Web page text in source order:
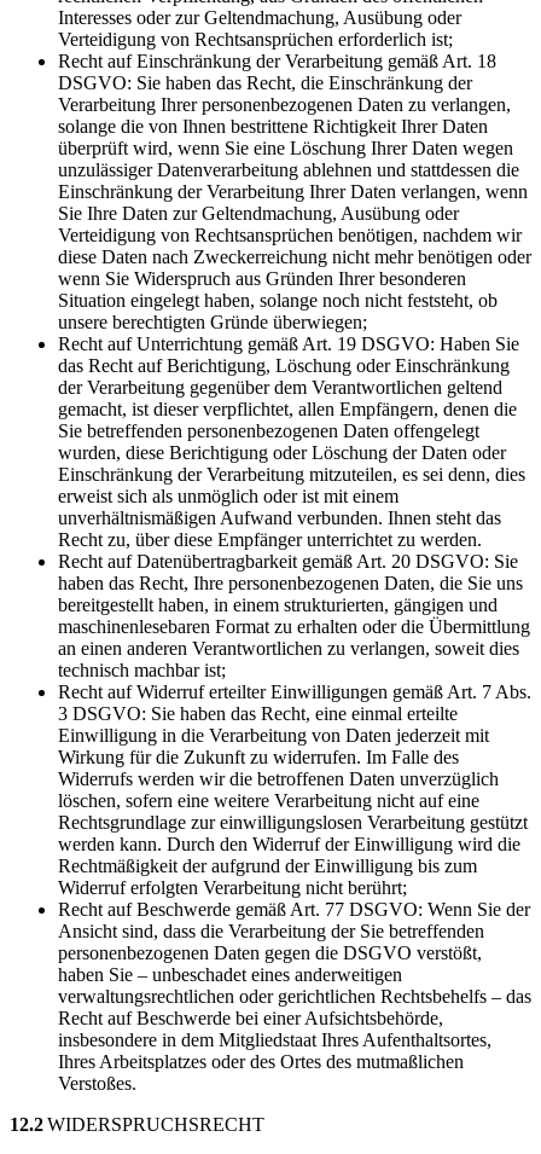
Interesses oder zur Geltendmachung, Ausübung oder
Verteidigung von Rechtsansprüchen erforderlich ist;
Recht auf Einschränkung der Verarbeitung gemäß Art. 18
DSGVO: Sie haben das Recht, die Einschränkung der
Verarbeitung Ihrer personenbezogenen Daten zu verlangen,
solange die von Ihnen bestrittene Richtigkeit Ihrer Daten
überprüft wird, wenn Sie eine Löschung Ihrer Daten wegen
unzulässiger Datenverarbeitung ablehnen und stattdessen die
Einschränkung der Verarbeitung Ihrer Daten verlangen, wenn
Sie Ihre Daten zur Geltendmachung, Ausübung oder
Verteidigung von Rechtsansprüchen benötigen, nachdem wir
diese Daten nach Zweckerreichung nicht mehr benötigen oder
wenn Sie Widerspruch aus Gründen Ihrer besonderen
Situation eingelegt haben, solange noch nicht feststeht, ob
unsere berechtigten Gründe überwiegen;
Recht auf Unterrichtung gemäß Art. 19 DSGVO: Haben Sie
das Recht auf Berichtigung, Löschung oder Einschränkung
der Verarbeitung gegenüber dem Verantwortlichen geltend
gemacht, ist dieser verpflichtet, allen Empfängern, denen die
Sie betreffenden personenbezogenen Daten offengelegt
wurden, diese Berichtigung oder Löschung der Daten oder
Einschränkung der Verarbeitung mitzuteilen, es sei denn, dies
erweist sich als unmöglich oder ist mit einem
unverhältnismäßigen Aufwand verbunden. Ihnen steht das
Recht zu, über diese Empfänger unterrichtet zu werden.
Recht auf Datenübertragbarkeit gemäß Art. 20 DSGVO: Sie
haben das Recht, Ihre personenbezogenen Daten, die Sie uns
bereitgestellt haben, in einem strukturierten, gängigen und
maschinenlesebaren Format zu erhalten oder die Übermittlung
an einen anderen Verantwortlichen zu verlangen, soweit dies
technisch machbar ist;
Recht auf Widerruf erteilter Einwilligungen gemäß Art. 7 Abs.
3 DSGVO: Sie haben das Recht, eine einmal erteilte
Einwilligung in die Verarbeitung von Daten jederzeit mit
Wirkung für die Zukunft zu widerrufen. Im Falle des
Widerrufs werden wir die betroffenen Daten unverzüglich
löschen, sofern eine weitere Verarbeitung nicht auf eine
Rechtsgrundlage zur einwilligungslosen Verarbeitung gestützt
werden kann. Durch den Widerruf der Einwilligung wird die
Rechtmäßigkeit der aufgrund der Einwilligung bis zum
Widerruf erfolgten Verarbeitung nicht berührt;
Recht auf Beschwerde gemäß Art. 77 DSGVO: Wenn Sie der
Ansicht sind, dass die Verarbeitung der Sie betreffenden
personenbezogenen Daten gegen die DSGVO verstößt,
haben Sie – unbeschadet eines anderweitigen
verwaltungsrechtlichen oder gerichtlichen Rechtsbehelfs – das
Recht auf Beschwerde bei einer Aufsichtsbehörde,
insbesondere in dem Mitgliedstaat Ihres Aufenthaltsortes,
Ihres Arbeitsplatzes oder des Ortes des mutmaßlichen
Verstoßes.
12.2WIDERSPRUCHSRECHT